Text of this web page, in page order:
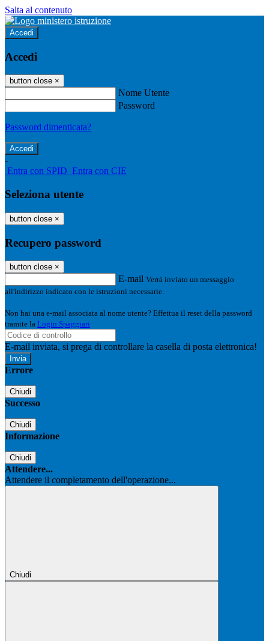
Salta al contenuto
Accedi
Accedi
button close ×
Nome Utente
Password
Password dimenticata?
-
Entra con SPID Entra con CIE
Seleziona utente
button close ×
Recupero password
button close ×
E-mail Verrà inviato un messaggio
all'indirizzo indicato con le istruzioni necessarie.
Non hai una e-mail associata al nome utente? Effettua il reset della password
tramite la Login Spaggiari
E-mail inviata, si prega di controllare la casella di posta elettronica!
Errore
Chiudi
Successo
Chiudi
Informazione
Chiudi
Attendere...
Attendere il completamento dell'operazione...
Chiudi